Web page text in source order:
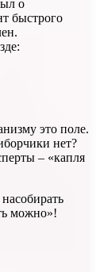
о
быстрого
это поле.
нет?
– «капля
можно»!